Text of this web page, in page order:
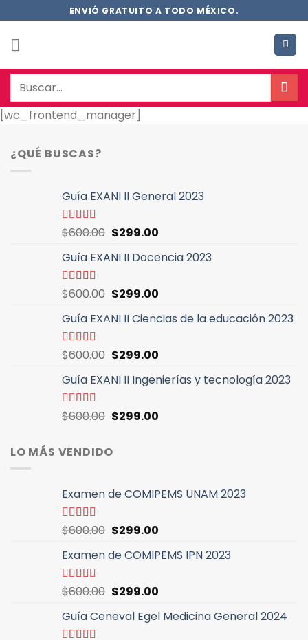
al
contenido
ENVIÓ GRATUITO A TODO MÉXICO.
Buscar
[wc_frontend_manager]
¿QUÉ BUSCAS?
Guía EXANI II General 2023
Valorado
con
5
$600.00 El
original
$600.00.
$299.00El
actual
$299.00.
Guía EXANI II Docencia 2023
Valorado
con
5
$600.00 El
original
$600.00.
$299.00El
actual
$299.00.
Guía EXANI II Ciencias de la educación 2023
Valorado
con
5
$600.00 El
original
$600.00.
$299.00El
actual
$299.00.
Guía EXANI II Ingenierías y tecnología 2023
Valorado
con
$600.00 El
era:
$299.00El
LO MÁS VENDIDO
Examen de COMIPEMS UNAM 2023
Valorado
con
de 5
$600.00 El
original
$600.00.
$299.00El
actual
$299.00.
Examen de COMIPEMS IPN 2023
Valorado
con
5
$600.00 El
original
$299.00El
actual
Guía Ceneval Egel Medicina General 2024